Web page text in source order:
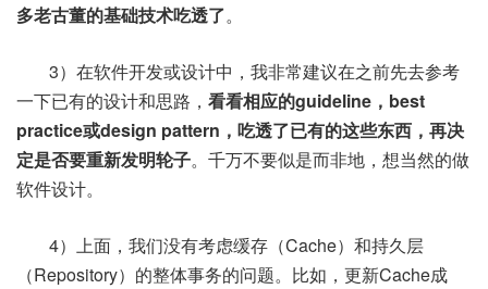
多老古董的基础技术吃透了。
3）在软件开发或设计中，我非常建议在之前先去参考
一下已有的设计和思路， 看看相应的guideline，best
practice或design pattern，吃透了已有的这些东西，再决
定是否要重新发明轮子。千万不要似是而非地，想当然的做
软件设计。
4）上面，我们没有考虑缓存（Cache）和持久层
（Repository）的整体事务的问题。比如，更新Cache成